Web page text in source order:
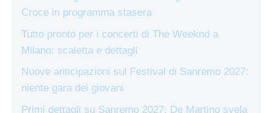
Croce in programma stasera
Tutto pronto per i concerti di The Weeknd a
Milano: scaletta e dettagli
Nuove anticipazioni sul Festival di Sanremo 2027:
niente gara dei giovani
Primi dettagli su Sanremo 2027: De Martino svela